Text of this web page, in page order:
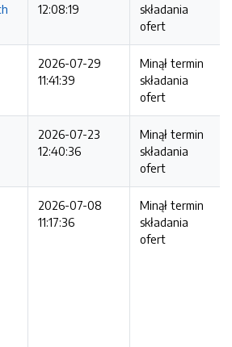
12:08:19
składania
ofert
2026-07-29
11:41:39
Minął termin
składania
ofert
2026-07-23
12:40:36
Minął termin
składania
ofert
2026-07-08
11:17:36
Minął termin
składania
ofert